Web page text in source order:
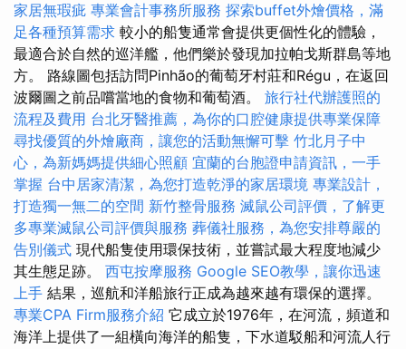
家居無瑕疵 專業會計事務所服務 探索buffet外燴價格，滿
足各種預算需求 較小的船隻通常會提供更個性化的體驗，
最適合於自然的巡洋艦，他們樂於發現加拉帕戈斯群島等地
方。 路線圖包括訪問Pinhão的葡萄牙村莊和Régu，在返回
波爾圖之前品嚐當地的食物和葡萄酒。 旅行社代辦護照的
流程及費用 台北牙醫推薦，為你的口腔健康提供專業保障
尋找優質的外燴廠商，讓您的活動無懈可擊 竹北月子中
心，為新媽媽提供細心照顧 宜蘭的台胞證申請資訊，一手
掌握 台中居家清潔，為您打造乾淨的家居環境 專業設計，
打造獨一無二的空間 新竹整骨服務 滅鼠公司評價，了解更
多專業滅鼠公司評價與服務 葬儀社服務，為您安排尊嚴的
告別儀式 現代船隻使用環保技術，並嘗試最大程度地減少
其生態足跡。 西屯按摩服務 Google SEO教學，讓你迅速
上手 結果，巡航和洋船旅行正成為越來越有環保的選擇。
專業CPA Firm服務介紹 它成立於1976年，在河流，頻道和
海洋上提供了一組橫向海洋的船隻，下水道駁船和河流人行